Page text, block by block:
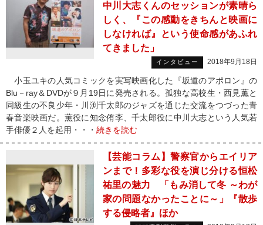
中川大志くんのセッションが素晴ら
しく、『この感動をきちんと映画に
しなければ』という使命感があふれ
てきました」
インタビュー 2018年9月18日
小玉ユキの人気コミックを実写映画化した『坂道のアポロン』の
Blu－ray＆DVDが９月19日に発売される。孤独な高校生・西見薫と
同級生の不良少年・川渕千太郎のジャズを通じた交流をつづった青
春音楽映画だ。薫役に知念侑李、千太郎役に中川大志という人気若
手俳優２人を起用・・・ 続きを読む
【芸能コラム】警察官からエイリア
ンまで！多彩な役を演じ分ける恒松
祐里の魅力 「もみ消して冬 ～わが
家の問題なかったことに～」『散歩
する侵略者』ほか